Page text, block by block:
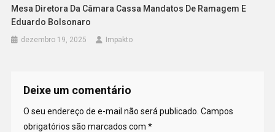
Mesa Diretora Da Câmara Cassa Mandatos De Ramagem E
Eduardo Bolsonaro
dezembro 19, 2025 Impakto
Deixe um comentário
O seu endereço de e-mail não será publicado. Campos
obrigatórios são marcados com *